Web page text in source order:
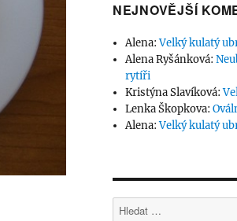
NEJNOVĚJŠÍ
Alena:Velký kulatý
Alena Ryšánková:
rytíři
Kristýna Slavíková:
Lenka Škopkova:
Alena:Velký kulatý
Hledat: